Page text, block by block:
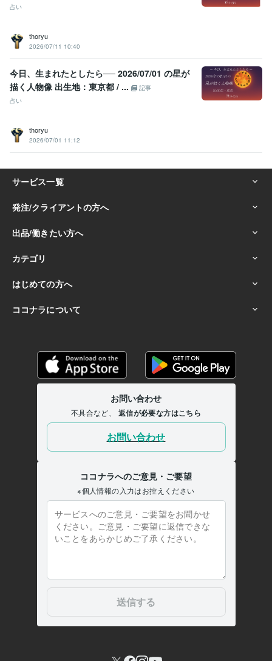
占い
thoryu
2026/07/11 10:40
今日、生まれたとしたら── 2026/07/01 の星が
描く人物像 出生地：東京都 / ...
記事
占い
thoryu
2026/07/01 11:12